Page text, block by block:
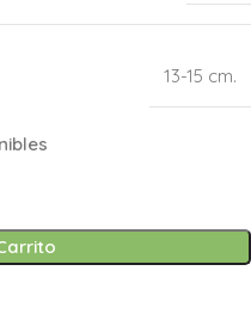
13-15 cm.